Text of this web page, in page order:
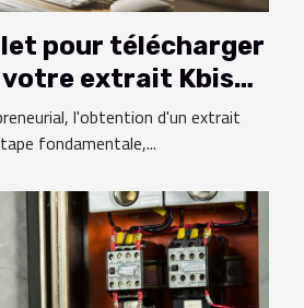
pour télécharger
extrait Kbis
l'obtention d'un extrait
fondamentale,...